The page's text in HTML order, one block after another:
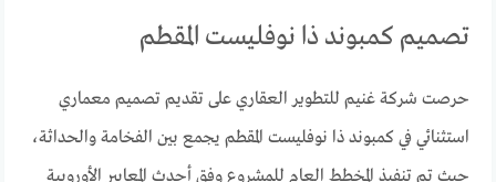
تصميم كمبوند ذا نوفليست المقطم
حرصت شركة غنيم للتطوير العقاري على تقديم تصميم معماري
استثنائي في كمبوند ذا نوفليست المقطم يجمع بين الفخامة والحداثة،
حيث تم تنفيذ المخطط العام للمشروع وفق أحدث المعايير الأوروبية